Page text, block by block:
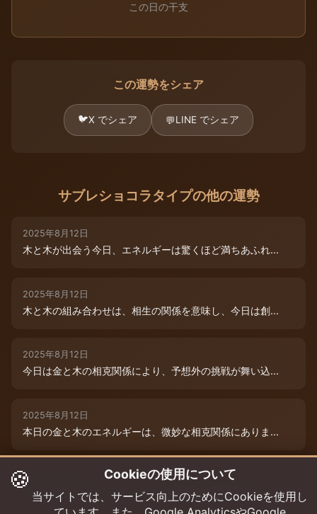
この日の干支
この運勢をシェア
🐦X でシェア 💬LINE でシェア
サブレショコラタイプの他の運勢
2025年8月12日
木と木が出会う今日、エネルギーは驚くほど満ちあふれ...
2025年8月12日
木と木の組み合わせは、相生の関係を意味し、今日は創...
2025年8月12日
今日は金と木の相克関係により、予想外の挑戦が舞い込...
2025年8月12日
本日の金と木のエネルギーは、微妙な相克関係にありま...
2025年8月9日
木と木が寄り添う今日、あなたの創造性は最高潮に達し...
🍪 Cookieの使用について
当サイトでは、サービス向上のためにCookieを使用し